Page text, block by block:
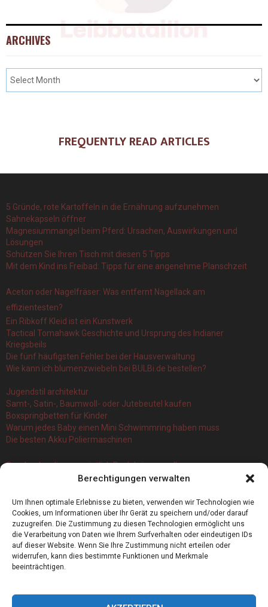
Berechtigungen verwalten
Um Ihnen optimale Erlebnisse zu bieten, verwenden wir Technologien wie
Cookies, um Informationen über Ihr Gerät zu speichern und/oder darauf
zuzugreifen. Die Zustimmung zu diesen Technologien ermöglicht uns
die Verarbeitung von Daten wie Ihrem Surfverhalten oder eindeutigen IDs
auf dieser Website. Wenn Sie Ihre Zustimmung nicht erteilen oder
widerrufen, kann dies bestimmte Funktionen und Merkmale
beeinträchtigen.
ARCHIVES
FREQUENTLY READ ARTICLES
5 Gründe, rote Kartoffeln in die Ernährung aufzunehmen
Sahnekapseln öffner
Magnesiummangel beim Pferd: Ursachen, Auswirkungen und
Lösungen
Schützen Sie Ihren Tisch mit diesen 5 Tipps
Mit dem Kind ins Freibad: Tipps für eine angenehme Planschzeit
Aceton oder Nagelfräser: Was entfernt Nagellack am
effizientesten?
Ein Ribkoff Kleid ist ein Kunstwerk
Tactical Tomahawk Geschichte und Ursprung des Indianer
Kriegsbeils
Die fünf häufigsten Fehler bei der Hausverwaltung
Wie kann ich blumenzwiebeln bei BULBi.de bestellen?
Jugendstil architektur
Samt-, Satin-, Baumwoll- oder Jutebeutel kaufen
Boxspringbetten für Kinder
Warum jedes Baby einen Mini Schwimmring haben muss
Die besten Akku Poliermaschinen
Geschenke, die vermeintlich Pech bringen sollen
Branchenbuch Krefeld: ein überblick
Alles, was Sie über Kork wissen müssen